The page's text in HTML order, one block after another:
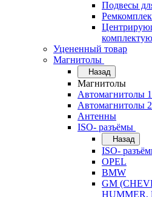
Подвесы
Уцененный товар
Магнитолы
Назад
Магнитолы
Автомагнитолы
Автомагнитолы
Антенны
ISO- разъёмы
Назад
ISO-
OPEL
BMW
GM
HUMMER,